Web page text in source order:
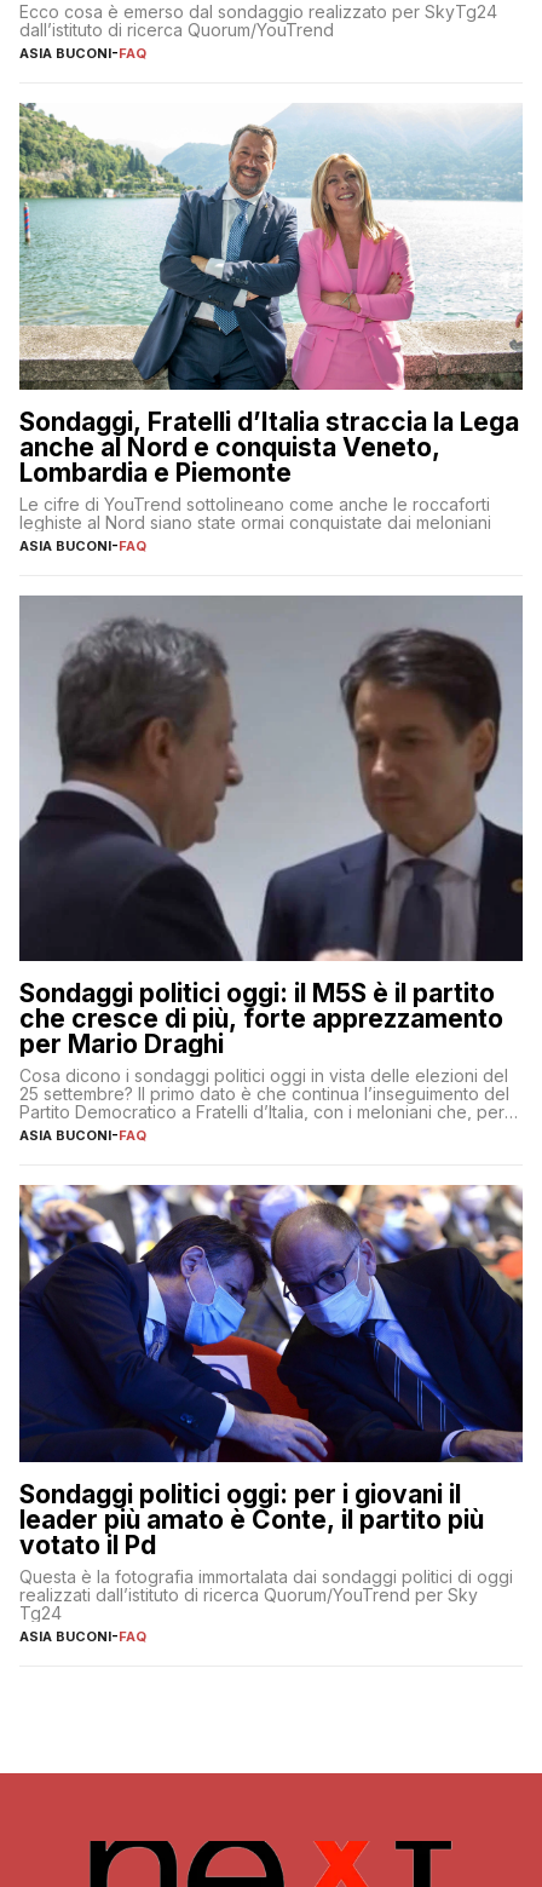
Ecco cosa è emerso dal sondaggio realizzato per SkyTg24
dall’istituto di ricerca Quorum/YouTrend
ASIA BUCONI-FAQ
Sondaggi, Fratelli d’Italia straccia la Lega
anche al Nord e conquista Veneto,
Lombardia e Piemonte
Le cifre di YouTrend sottolineano come anche le roccaforti
leghiste al Nord siano state ormai conquistate dai meloniani
ASIA BUCONI-FAQ
Sondaggi politici oggi: il M5S è il partito
che cresce di più, forte apprezzamento
per Mario Draghi
Cosa dicono i sondaggi politici oggi in vista delle elezioni del
25 settembre? Il primo dato è che continua l’inseguimento del
Partito Democratico a Fratelli d’Italia, con i meloniani che, però,
sembrano accumulare sempre più distacco affermandosi come
primo partito con il 24% (+0,7% rispetto a fine luglio), un
ASIA BUCONI-FAQ
Sondaggi politici oggi: per i giovani il
leader più amato è Conte, il partito più
votato il Pd
Questa è la fotografia immortalata dai sondaggi politici di oggi
realizzati dall’istituto di ricerca Quorum/YouTrend per Sky
Tg24
ASIA BUCONI-FAQ